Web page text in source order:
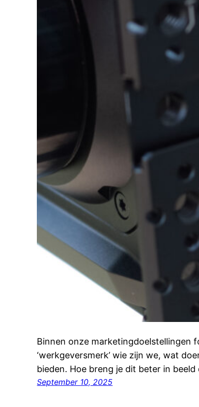
Binnen onze marketingdoelstellingen
‘werkgeversmerk’ wie zijn we, wat
bieden. Hoe breng je dit beter in beeld
September 10, 2025